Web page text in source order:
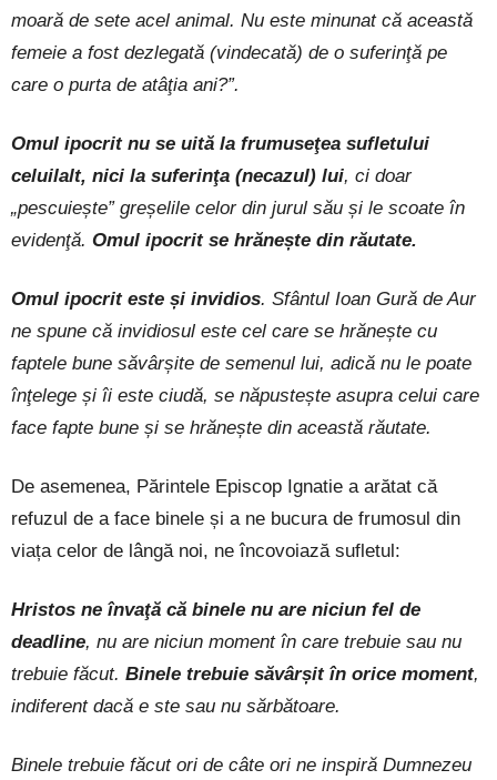
moară de sete acel animal. Nu este minunat că această
femeie a fost dezlegată (vindecată) de o suferinţă pe
care o purta de atâţia ani?”.
Omul ipocrit nu se uită la frumuseţea sufletului
celuilalt, nici la suferinţa (necazul) lui, ci doar
„pescuiește” greșelile celor din jurul său și le scoate în
evidenţă. Omul ipocrit se hrănește din răutate.
Omul ipocrit este și invidios. Sfântul Ioan Gură de Aur
ne spune că invidiosul este cel care se hrănește cu
faptele bune săvârșite de semenul lui, adică nu le poate
înţelege și îi este ciudă, se năpustește asupra celui care
face fapte bune și se hrănește din această răutate.
De asemenea, Părintele Episcop Ignatie a arătat că
refuzul de a face binele și a ne bucura de frumosul din
viața celor de lângă noi, ne încovoiază sufletul:
Hristos ne învaţă că binele nu are niciun fel de
deadline, nu are niciun moment în care trebuie sau nu
trebuie făcut. Binele trebuie săvârșit în orice moment,
indiferent dacă e ste sau nu sărbătoare.
Binele trebuie făcut ori de câte ori ne inspiră Dumnezeu